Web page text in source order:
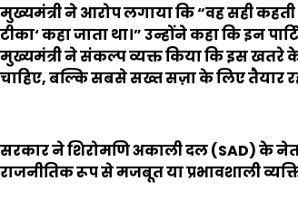
मुख्यमंत्री ने आरोप लगाया कि “वह सही कहती
टीका‘कहा जाता था।” उन्होंने कहा कि इन
मुख्यमंत्री ने संकल्प व्यक्त किया कि इस खतरे
चाहिए,बल्कि सबसे सख्त सज़ा के लिए तैयार
सरकार ने शिरोमणि अकाली दल (SAD)के
राजनीतिक रूप से मजबूत या प्रभावशाली